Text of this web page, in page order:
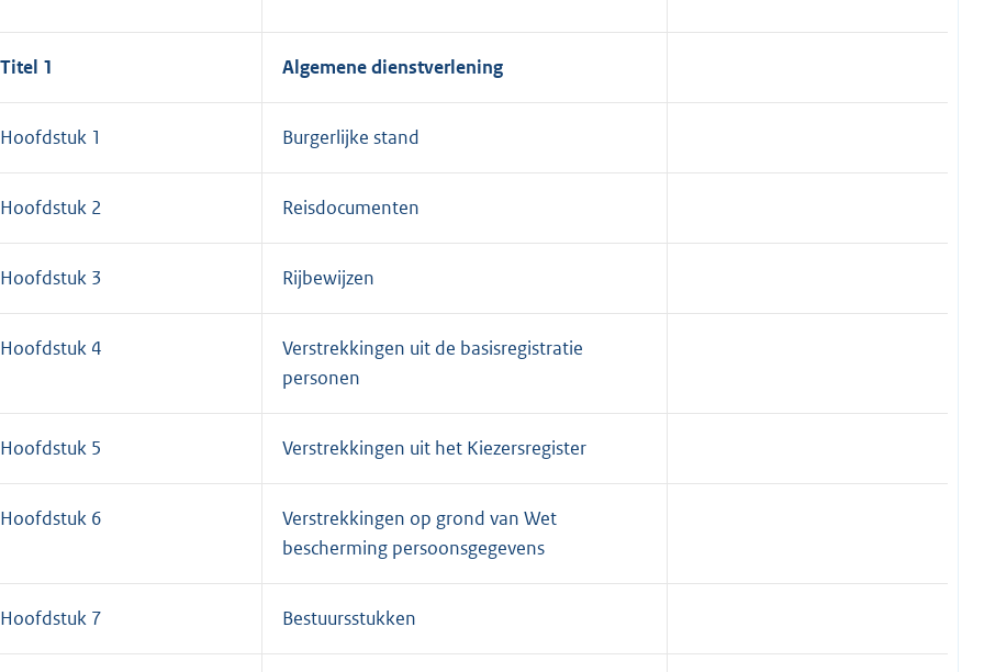
Titel 1 Algemene dienstverlening
Hoofdstuk 1 Burgerlijke stand
Hoofdstuk 2 Reisdocumenten
Hoofdstuk 3 Rijbewijzen
Hoofdstuk 4
Verstrekkingen uit de basisregistratie
personen
Hoofdstuk 5 Verstrekkingen uit het Kiezersregister
Hoofdstuk 6
Verstrekkingen op grond van Wet
bescherming persoonsgegevens
Hoofdstuk 7 Bestuursstukken